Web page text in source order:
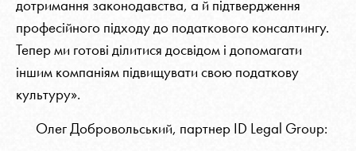
дотримання законодавства, а й підтвердження
професійного підходу до податкового консалтингу.
Тепер ми готові ділитися досвідом і допомагати
іншим компаніям підвищувати свою податкову
культуру».
Олег Добровольський, партнер ID Legal Group: